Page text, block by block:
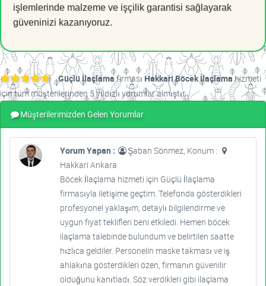
işlemlerinde malzeme ve işçilik garantisi sağlayarak
güveninizi kazanıyoruz.
Güçlü İlaçlamafirması Hakkari Böcek İlaçlamahizmeti
için tüm müşterilerinden 5 yıldızlı yorumlar almıştır.
Müşterilerimizden Gelen Yorumlar
Yorum Yapan :
Şaban Sönmez, Konum :
Hakkari Ankara
Böcek İlaçlama hizmeti için Güçlü İlaçlama
firmasıyla iletişime geçtim. Telefonda gösterdikleri
profesyonel yaklaşım, detaylı bilgilendirme ve
uygun fiyat teklifleri beni etkiledi. Hemen böcek
ilaçlama talebinde bulundum ve belirtilen saatte
hızlıca geldiler. Personelin maske takması ve iş
ahlakına gösterdikleri özen, firmanın güvenilir
olduğunu kanıtladı. Söz verdikleri gibi ilaçlama